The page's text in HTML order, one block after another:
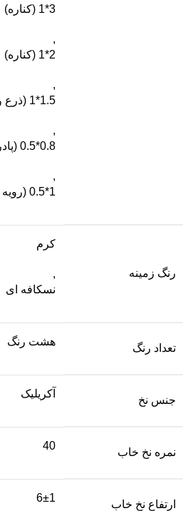
3*1 (کناره)
,
2*1 (کناره)
,
1.5*1 (ذرع و نیم)
,
0.8*0.5 (پادری)
,
1*0.5 (رویه پشتی)
رنگ زمینه
کرم
,
نسکافه ای
تعداد رنگ
هشت رنگ
جنس نخ
آکریلیک
نمره نخ خاب
40
ارتفاع نخ خاب
6±1